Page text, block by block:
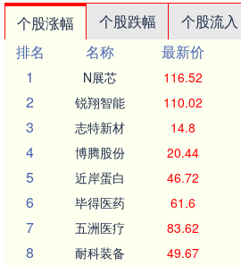
个股涨幅 个股跌幅 个股流入
排名
名称 最新价
1
N展芯 116.52
2 锐翔智能 110.02
3 志特新材 14.8
4 博腾股份 20.44
5 近岸蛋白 46.72
6 毕得医药 61.6
7 五洲医疗 83.62
8 耐科装备 49.67